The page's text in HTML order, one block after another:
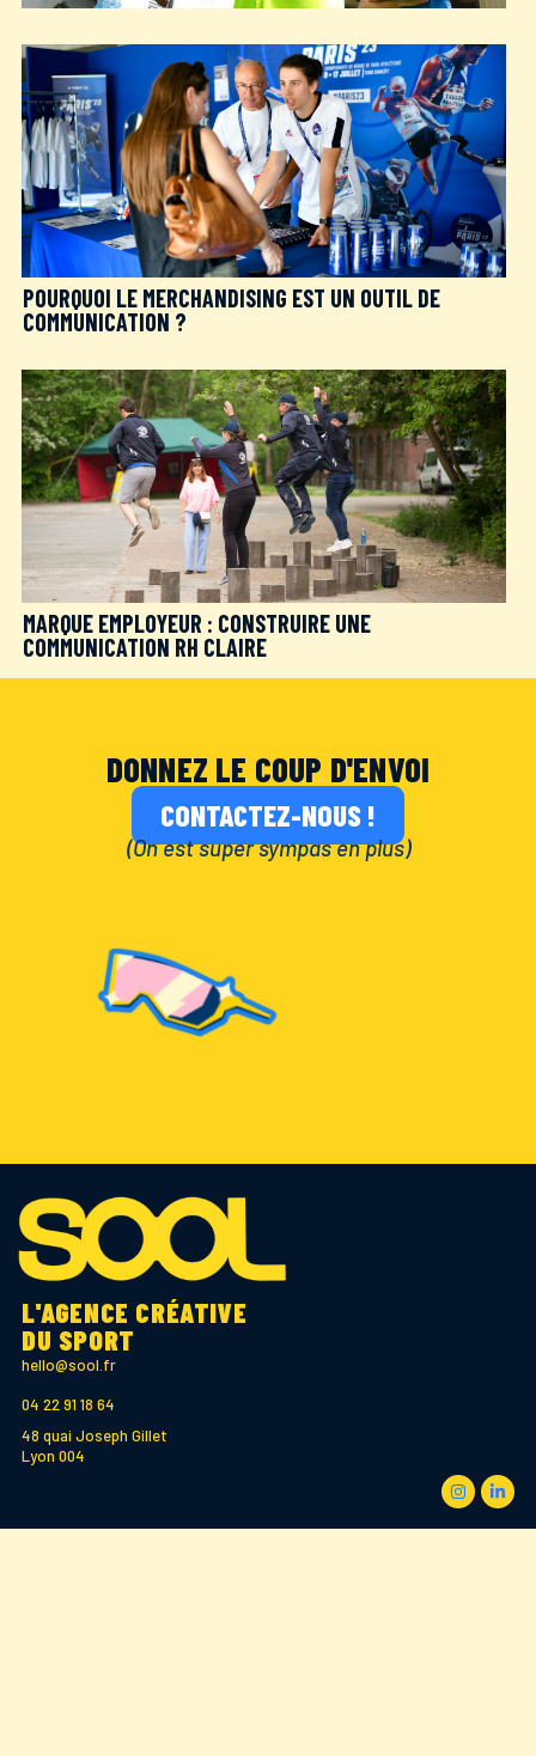
POURQUOI LE MERCHANDISING EST UN OUTIL DE
COMMUNICATION ?
MARQUE EMPLOYEUR : CONSTRUIRE UNE
COMMUNICATION RH CLAIRE
DONNEZ LE COUP D'ENVOI
CONTACTEZ-NOUS !
(On est super sympas en plus)
L'AGENCE CRÉATIVE
DU SPORT
hello@sool.fr
04 22 91 18 64
48 quai Joseph Gillet
Lyon 004